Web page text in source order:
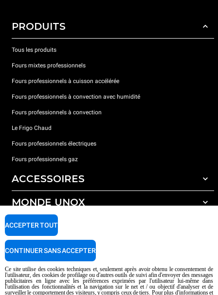
PRODUITS
Tous les produits
Fours mixtes professionnels
Fours professionnels à cuisson accélérée
Fours professionnels à convection avec humidité
Fours professionnels à convection
Le Frigo Chaud
Fours professionnels électriques
Fours professionnels gaz
ACCESSOIRES
Tous les accessoires
Détergents pour lavage automatique
Détergents pour lavage manuel
Traitement de l'eau avec filtres à résine
MONDE UNOX
Nos bureaux dans le monde
SUPPORT
Garantie Unox
Trouver les Centres SAV
AI Content Disclaimer
Privacy policy Cookie policy
Ce site utilise des cookies techniques et, seulement après avoir obtenu le consentement de
l'utilisateur, des cookies de profilage ou d'autres outils de suivi afin d'envoyer des messages
publicitaires en ligne avec les préférences exprimées par l'utilisateur lui-même dans
l'utilisation des fonctionnalités et la navigation sur le net et / ou objectif d'analyser et de
surveiller le comportement des visiteurs, y compris ceux de tiers. Pour plus d'informations et
ACCEPTER TOUT
CONTINUER SANS ACCEPTER